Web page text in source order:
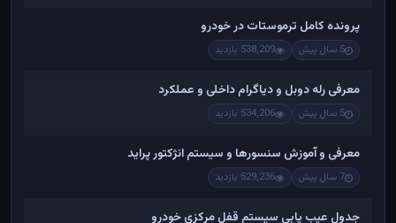
پرونده کامل ترموستات در خودرو
5 سال پیش 538,209 بازدید
معرفی رله دوبل و دیاگرام داخلی و عملکرد
5 سال پیش 534,206 بازدید
معرفی و آموزش سنسورها و سیستم انژکتور پراید
7 سال پیش 529,236 بازدید
جدول عیب یابی سیستم قفل مرکزی خودرو